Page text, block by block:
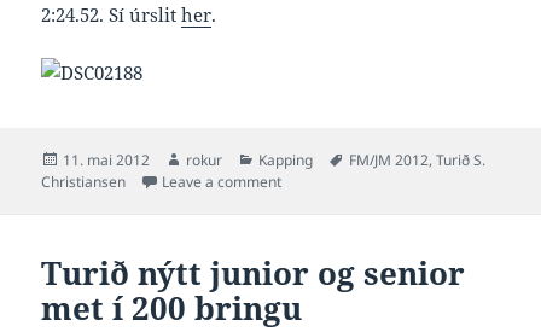
2:24.52. Sí úrslither.
Posted
on
11. mai 2012 Author
rokur Categories
Kapping Tags
FM/JM 2012,Turið S.
Christiansen
Leave a commenton Turið 2:23.95 og juniormet í 200
Turið nýtt junior og senior
met í 200 bringu